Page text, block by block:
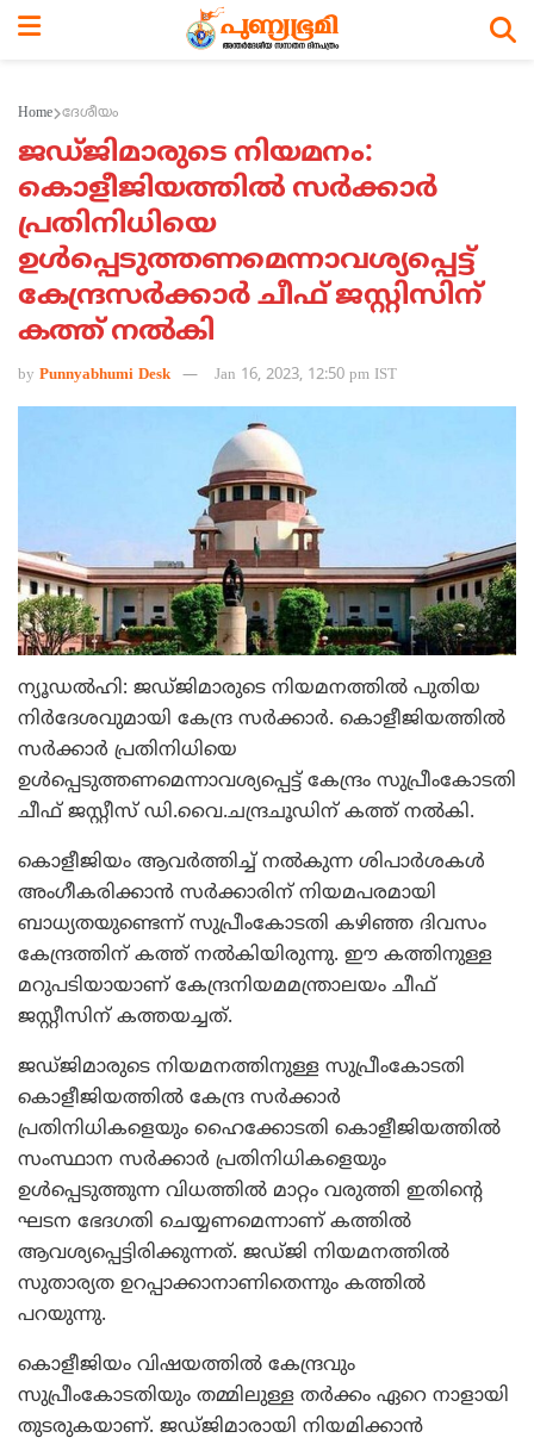
Home ദേശീയം
ജഡ്ജിമാരുടെ നിയമനം:
കൊളീജിയത്തില്‍ സര്‍ക്കാര്‍
പ്രതിനിധിയെ
ഉള്‍പ്പെടുത്തണമെന്നാവശ്യപ്പെട്ട്
കേന്ദ്രസര്‍ക്കാര്‍ ചീഫ് ജസ്റ്റിസിന്
കത്ത് നല്‍കി
by Punnyabhumi Desk Jan 16, 2023, 12:50 pm IST
ന്യൂഡല്‍ഹി: ജഡ്ജിമാരുടെ നിയമനത്തില്‍ പുതിയ
നിര്‍ദേശവുമായി കേന്ദ്ര സര്‍ക്കാര്‍. കൊളീജിയത്തില്‍
സര്‍ക്കാര്‍ പ്രതിനിധിയെ
ഉള്‍പ്പെടുത്തണമെന്നാവശ്യപ്പെട്ട് കേന്ദ്രം സുപ്രീംകോടതി
ചീഫ് ജസ്റ്റീസ് ഡി.വൈ.ചന്ദ്രചൂഡിന് കത്ത് നല്‍കി.
കൊളീജിയം ആവര്‍ത്തിച്ച് നല്‍കുന്ന ശിപാര്‍ശകള്‍
അംഗീകരിക്കാന്‍ സര്‍ക്കാരിന് നിയമപരമായി
ബാധ്യതയുണ്ടെന്ന് സുപ്രീംകോടതി കഴിഞ്ഞ ദിവസം
കേന്ദ്രത്തിന് കത്ത് നല്‍കിയിരുന്നു. ഈ കത്തിനുള്ള
മറുപടിയായാണ് കേന്ദ്രനിയമമന്ത്രാലയം ചീഫ്
ജസ്റ്റീസിന് കത്തയച്ചത്.
ജഡ്ജിമാരുടെ നിയമനത്തിനുള്ള സുപ്രീംകോടതി
കൊളീജിയത്തില്‍ കേന്ദ്ര സര്‍ക്കാര്‍
പ്രതിനിധികളെയും ഹൈക്കോടതി കൊളീജിയത്തില്‍
സംസ്ഥാന സര്‍ക്കാര്‍ പ്രതിനിധികളെയും
ഉള്‍പ്പെടുത്തുന്ന വിധത്തില്‍ മാറ്റം വരുത്തി ഇതിന്റെ
ഘടന ഭേദഗതി ചെയ്യണമെന്നാണ് കത്തില്‍
ആവശ്യപ്പെട്ടിരിക്കുന്നത്. ജഡ്ജി നിയമനത്തില്‍
സുതാര്യത ഉറപ്പാക്കാനാണിതെന്നും കത്തില്‍
പറയുന്നു.
കൊളീജിയം വിഷയത്തില്‍ കേന്ദ്രവും
സുപ്രീംകോടതിയും തമ്മിലുള്ള തര്‍ക്കം ഏറെ നാളായി
തുടരുകയാണ്. ജഡ്ജിമാരായി നിയമിക്കാന്‍